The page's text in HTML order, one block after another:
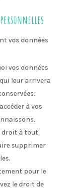
vos données
vos données
leur arrivera
à vos
droit à tout
supprimer
pour le
le droit de